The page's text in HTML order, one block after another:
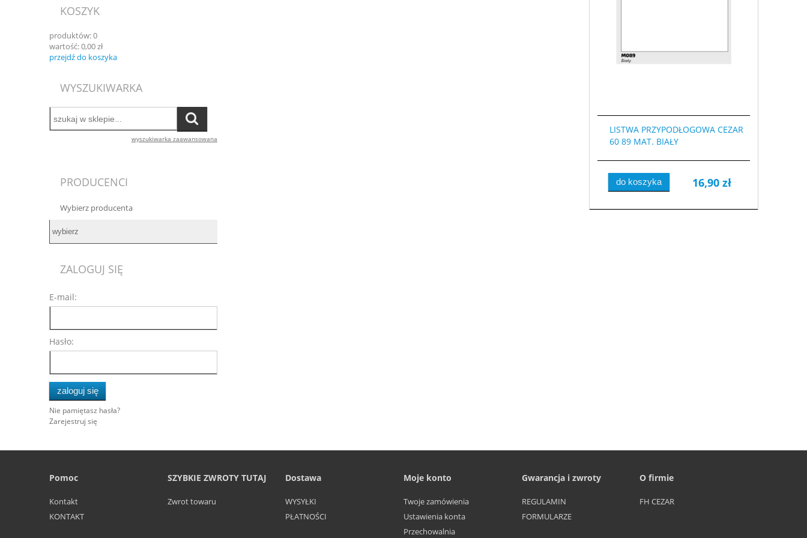
KOSZYK
produktów:0
wartość:0,00 zł
przejdź do koszyka
WYSZUKIWARKA
wyszukiwarka zaawansowana
PRODUCENCI
Wybierz producenta
ZALOGUJ SIĘ
E-mail:
Hasło:
zaloguj się
Nie pamiętasz hasła?
Zarejestruj się
LISTWA PRZYPODŁOGOWA CEZAR
60 89 MAT. BIAŁY
16,90 zł
do koszyka
Pomoc
Kontakt
KONTAKT
SZYBKIE ZWROTY TUTAJ
Zwrot towaru
Dostawa
WYSYŁKI
PŁATNOŚCI
Moje konto
Twoje zamówienia
Ustawienia konta
Przechowalnia
Gwarancja i zwroty
REGULAMIN
FORMULARZE
O firmie
FH CEZAR